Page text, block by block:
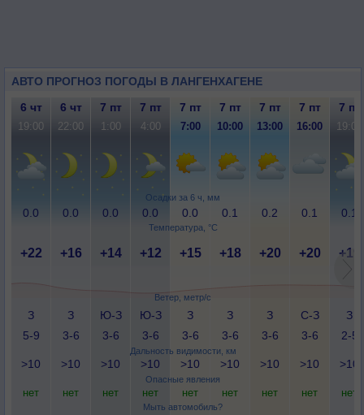
АВТО ПРОГНОЗ ПОГОДЫ В ЛАНГЕНХАГЕНЕ
Осадки за 6 ч, мм
Температура, °C
Ветер, метр/с
Дальность видимости, км
Опасные явления
Мыть автомобиль?
6 чт 6 чт 7 пт 7 пт 7 пт 7 пт 7 пт 7 пт 7 пт
19:00 22:00 1:00 4:00 7:00 10:00 13:00 16:00 19:00
0.0 0.0 0.0 0.0 0.0 0.1 0.2 0.1 0.1
+22 +16 +14 +12 +15 +18 +20 +20 +19
З
5-9
З
3-6
Ю-З
3-6
Ю-З
3-6
З
3-6
З
3-6
З
3-6
С-З
3-6
З
2-5
>10 >10 >10 >10 >10 >10 >10 >10 >10
нет нет нет нет нет нет нет нет нет